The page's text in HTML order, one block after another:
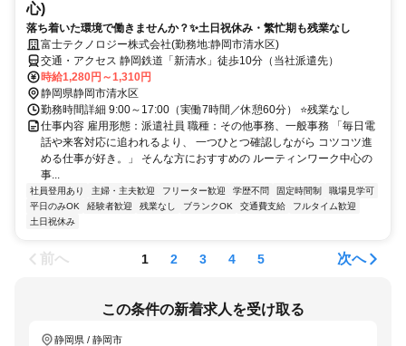
心)
落ち着いた環境で働きませんか？✨土日祝休み・繁忙期も残業なし
富士テクノロジー株式会社(勤務地:静岡市清水区)
交通・アクセス 静岡鉄道「新清水」徒歩10分（当社派遣先）
時給1,280円～1,310円
静岡県静岡市清水区
勤務時間詳細 9:00～17:00（実働7時間／休憩60分） ⭐残業なし
仕事内容 雇用形態：派遣社員 職種：その他事務、一般事務 「毎日電
話や来客対応に追われるより、 一つひとつ確認しながら コツコツ進
める仕事が好き。」 そんな方におすすめの ルーティンワーク中心の
事...
社員登用あり 主婦・主夫歓迎 フリーター歓迎 学歴不問 固定時間制
職場見学可
平日のみOK
経験者歓迎 残業なし ブランクOK 交通費支給
フルタイム歓迎
土日祝休み
前へ 1 2 3 4 5 次へ
この条件の新着求人を受け取る
静岡県 / 静岡市